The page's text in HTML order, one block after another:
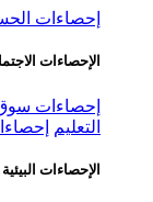
إحصاءات
الإحصاءات
إحصاءات
التعليم
الإحصاءات